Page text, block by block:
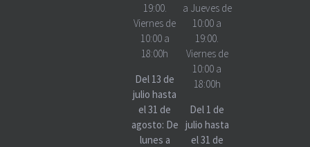
19:00.
Viernes de
10:00 a
18:00h
Del 13 de
julio hasta
el 31 de
agosto: De
lunes a
a Jueves de
10:00 a
19:00.
Viernes de
10:00 a
18:00h
Del 1 de
julio hasta
el 31 de